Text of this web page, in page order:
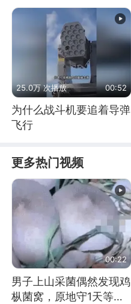
25.0万 次播放 00:52
为什么战斗机要追着导弹
飞行
更多热门视频
00:22
男子上山采菌偶然发现鸡
枞菌窝，原地守1天等它